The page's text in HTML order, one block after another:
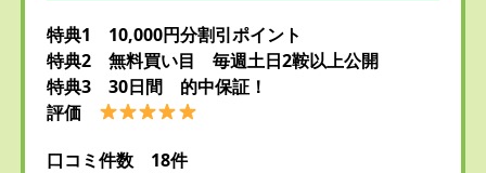
特典1 10,000円分割引ポイント
特典2 無料買い目 毎週土日2鞍以上公開
特典3 30日間 的中保証！
評価
口コミ件数 18件